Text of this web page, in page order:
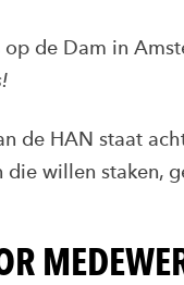
de Dam in
de HAN staat
die willen staken,